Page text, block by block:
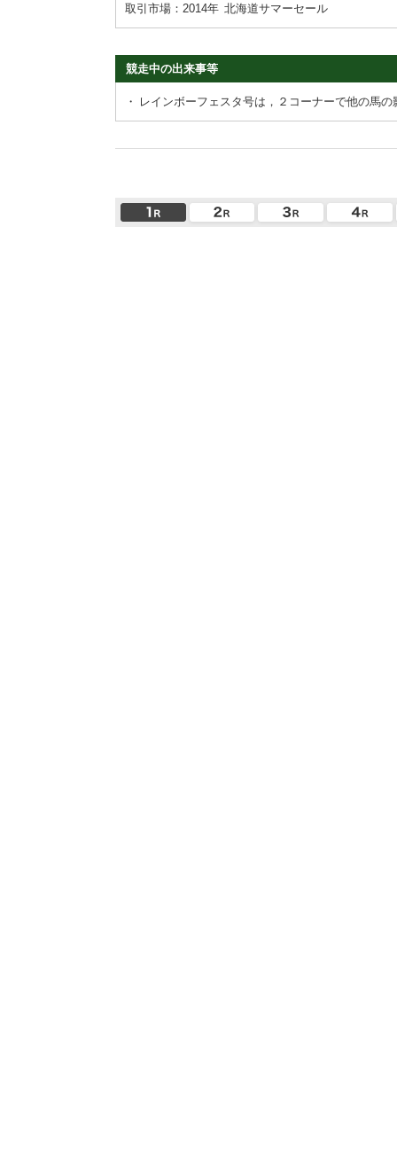
取引市場：2014年 北海道サマーセール
競走中の出来事等
・ レインボーフェスタ号は，２コーナーで他の馬